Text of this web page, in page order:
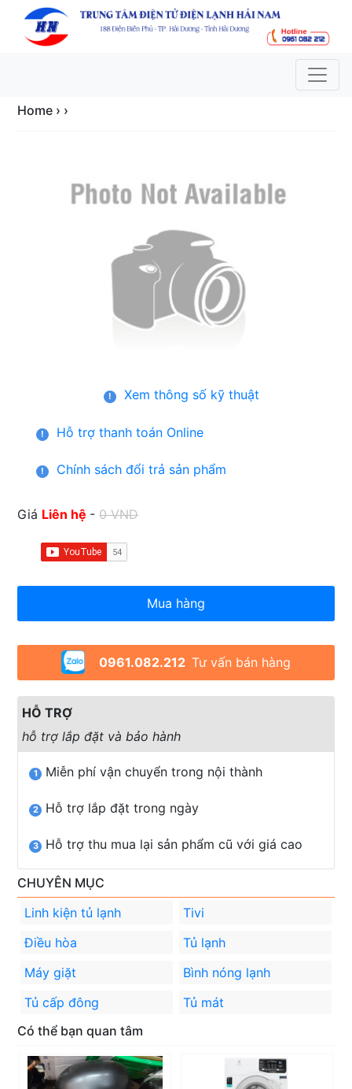
Home › ›
! Xem thông số kỹ thuật
! Hỗ trợ thanh toán Online
! Chính sách đổi trả sản phẩm
Giá Liên hệ -0 VND
Mua hàng
0961.082.212 Tư vấn bán hàng
HỖ TRỢ
hỗ trợ lắp đặt và bảo hành
1 Miễn phí vận chuyển trong nội thành
2 Hỗ trợ lắp đặt trong ngày
3 Hỗ trợ thu mua lại sản phẩm cũ với giá cao
CHUYÊN MỤC
Linh kiện tủ lạnh
Tivi
Điều hòa
Tủ lạnh
Máy giặt
Bình nóng lạnh
Tủ cấp đông
Tủ mát
Có thể bạn quan tâm